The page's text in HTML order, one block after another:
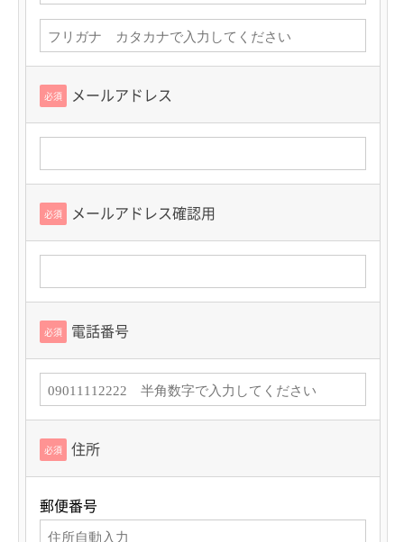
必須 メールアドレス
必須 メールアドレス確認用
必須 電話番号
必須 住所
郵便番号